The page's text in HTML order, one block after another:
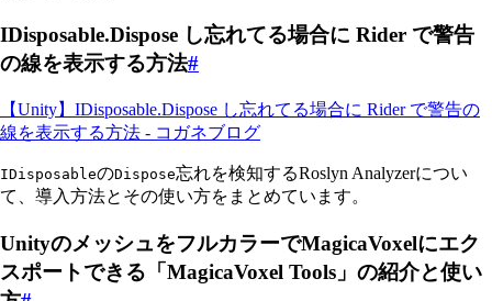
IDisposable.Dispose し忘れてる場合に Rider で警告
の線を表示する方法#
【Unity】IDisposable.Dispose し忘れてる場合に Rider で警告の
線を表示する方法 - コガネブログ
IDisposableのDispose忘れを検知するRoslyn Analyzerについ
て、導入方法とその使い方をまとめています。
UnityのメッシュをフルカラーでMagicaVoxelにエク
スポートできる「MagicaVoxel Tools」の紹介と使い